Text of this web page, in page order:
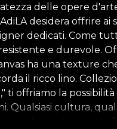
delle opere
desidera offrire
dedicati. Come
e durevole.
ha una texture
il ricco lino.
ti offriamo la
cultura,
un'avventura sotto